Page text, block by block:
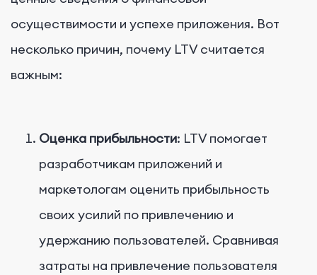
осуществимости и успехе приложения. Вот
несколько причин, почему LTV считается
важным:
Оценка прибыльности: LTV помогает
разработчикам приложений и
маркетологам оценить прибыльность
своих усилий по привлечению и
удержанию пользователей. Сравнивая
затраты на привлечение пользователя